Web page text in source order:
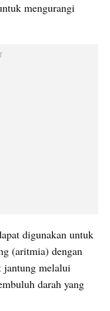
mengurangi
digunakan untuk
(aritmia) dengan
jantung melalui
darah yang